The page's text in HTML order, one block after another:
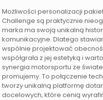
Możliwości personalizacji
Challenge są praktycznie
marka ma swoją unikalną
komunikacyjne. Dlatego
wspólnie projektować
współgrała z jej estetyką i
synergia motorsportu ze
promujemy. To połączenie
tworzy unikalną platformę
docelowych, które cenią